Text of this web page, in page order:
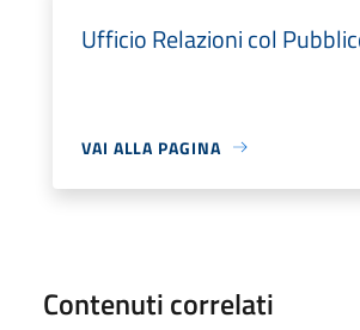
Ufficio Relazioni col
VAI ALLA PAGINA
Contenuti correlati